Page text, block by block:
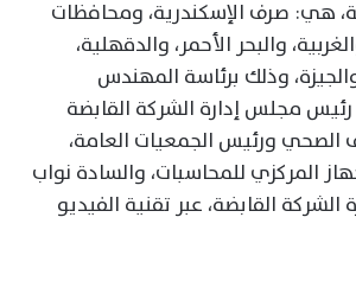
تابعة، هي: صرف الإسكندرية، ومحافظات
والبحر الأحمر، والدقهلية،
وذلك برئاسة المهندس
مجلس إدارة الشركة القابضة
الصحي ورئيس الجمعيات العامة،
المركزي للمحاسبات، والسادة نواب
القابضة، عبر تقنية الفيديو